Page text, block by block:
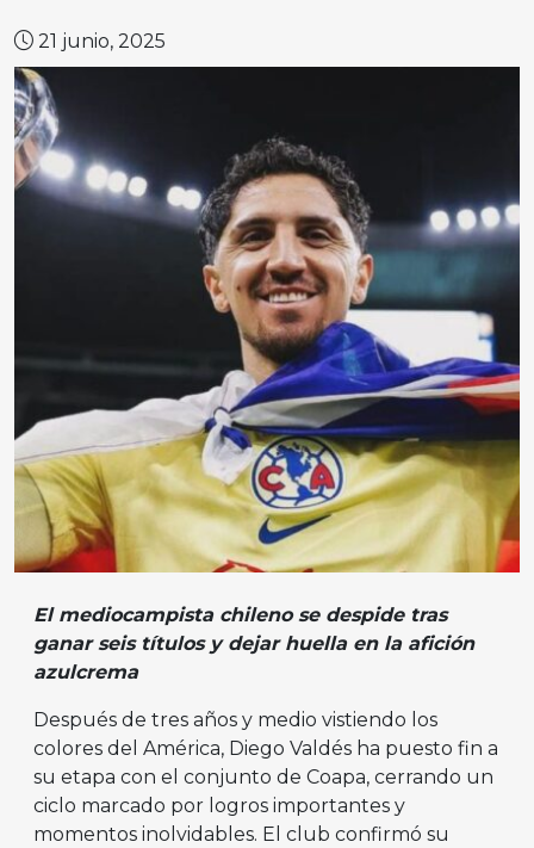
21 junio, 2025
El mediocampista chileno se despide tras
ganar seis títulos y dejar huella en la afición
azulcrema
Después de tres años y medio vistiendo los
colores del América, Diego Valdés ha puesto fin a
su etapa con el conjunto de Coapa, cerrando un
ciclo marcado por logros importantes y
momentos inolvidables. El club confirmó su